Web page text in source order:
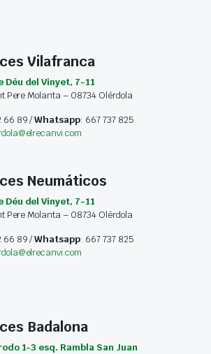
Vilafranca
Déu del Vinyet, 7-11
Pere Molanta – 08734 Olérdola
66 89 /Whatsapp: 667 737 825
Neumáticos
Déu del Vinyet, 7-11
Pere Molanta – 08734 Olérdola
66 89 /Whatsapp: 667 737 825
Badalona
1-3 esq. Rambla San Juan